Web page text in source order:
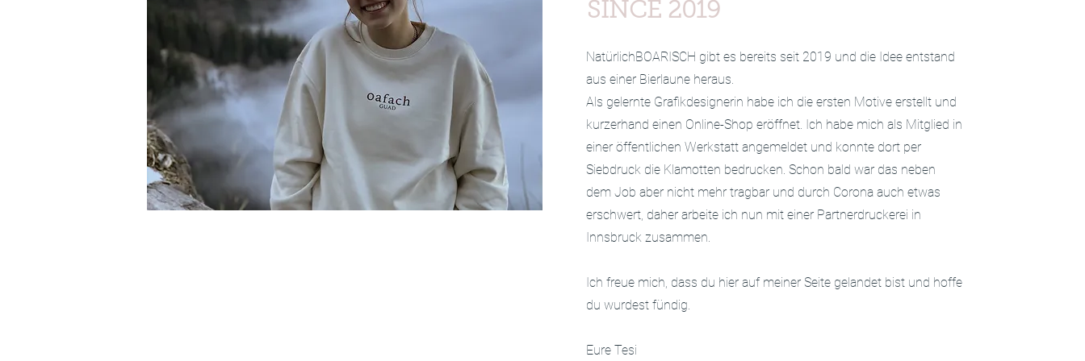
SINCE 2019
NatürlichBOARISCH gibt es bereits seit 2019 und die Idee entstand
aus einer Bierlaune heraus.
Als gelernte Grafikdesignerin habe ich die ersten Motive erstellt und
kurzerhand einen Online-Shop eröffnet. Ich habe mich als Mitglied in
einer öffentlichen Werkstatt angemeldet und konnte dort per
Siebdruck die Klamotten bedrucken. Schon bald war das neben
dem Job aber nicht mehr tragbar und durch Corona auch etwas
erschwert, daher arbeite ich nun mit einer Partnerdruckerei in
Innsbruck zusammen.
Ich freue mich, dass du hier auf meiner Seite gelandet bist und hoffe
du wurdest fündig.
Eure Tesi